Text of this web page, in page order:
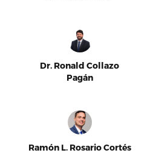
Dr. Ronald Collazo
Pagán
Ramón L. Rosario Cortés